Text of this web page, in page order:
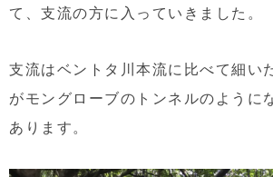
て、支流の方に入っていきました。
支流はベントタ川本流に比べて細い
がモングローブのトンネルのように
あります。